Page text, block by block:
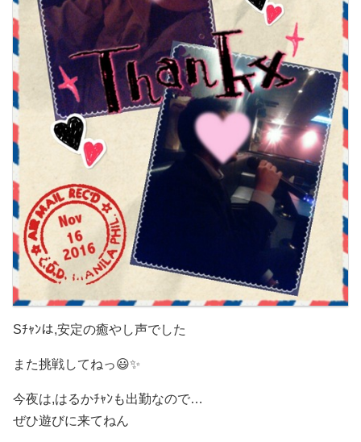
Sﾁｬﾝは,安定の癒やし声でした
また挑戦してねっ😃✨
今夜は,はるかﾁｬﾝも出勤なので…
ぜひ遊びに来てねん